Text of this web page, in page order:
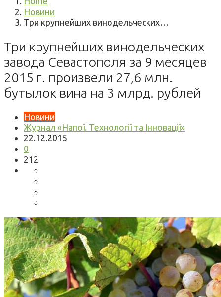
Новини
Три крупнейших винодельческих…
Три крупнейших винодельческих
завода Севастополя за 9 месяцев
2015 г. произвели 27,6 млн.
бутылок вина на 3 млрд. рублей
Новини
Журнал «Напої. Технології та Інновації»
22.12.2015
0
212